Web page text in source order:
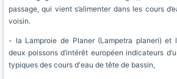
passage, qui vient s’alimenter dans les cours
voisin.
- la Lamproie de Planer (Lampetra planeri) et
deux poissons d’intérêt européen indicateurs
typiques des cours d'eau de tête de bassin,